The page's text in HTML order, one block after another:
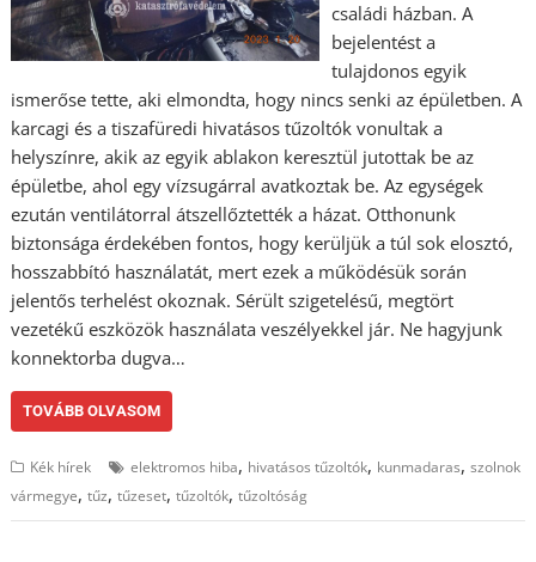
családi házban. A
bejelentést a
tulajdonos egyik
ismerőse tette, aki elmondta, hogy nincs senki az épületben. A
karcagi és a tiszafüredi hivatásos tűzoltók vonultak a
helyszínre, akik az egyik ablakon keresztül jutottak be az
épületbe, ahol egy vízsugárral avatkoztak be. Az egységek
ezután ventilátorral átszellőztették a házat. Otthonunk
biztonsága érdekében fontos, hogy kerüljük a túl sok elosztó,
hosszabbító használatát, mert ezek a működésük során
jelentős terhelést okoznak. Sérült szigetelésű, megtört
vezetékű eszközök használata veszélyekkel jár. Ne hagyjunk
konnektorba dugva…
TOVÁBB OLVASOM
Kék hírek elektromos hiba, hivatásos tűzoltók, kunmadaras,szolnok
vármegye,tűz,tűzeset,tűzoltók,tűzoltóság